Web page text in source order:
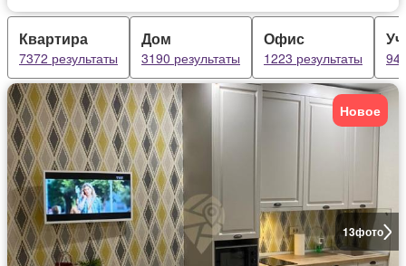
Квартира
7372 результаты
Дом
3190 результаты
Офис
1223 результаты
13фото
Новое